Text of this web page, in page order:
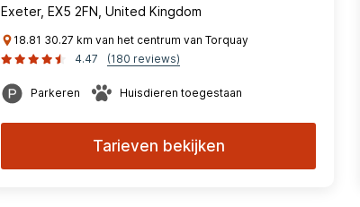
Exeter, EX5 2FN, United Kingdom
18.81 30.27 km van het centrum van Torquay
4.47
(180 reviews)
Parkeren Huisdieren toegestaan
Tarieven bekijken